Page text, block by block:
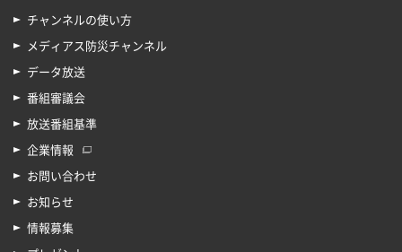
チャンネルの使い方
メディアス防災チャンネル
データ放送
番組審議会
放送番組基準
企業情報
お問い合わせ
お知らせ
情報募集